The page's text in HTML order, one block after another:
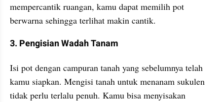
mempercantik ruangan, kamu dapat memilih pot
berwarna sehingga terlihat makin cantik.
3. Pengisian Wadah Tanam
Isi pot dengan campuran tanah yang sebelumnya telah
kamu siapkan. Mengisi tanah untuk menanam sukulen
tidak perlu terlalu penuh. Kamu bisa menyisakan